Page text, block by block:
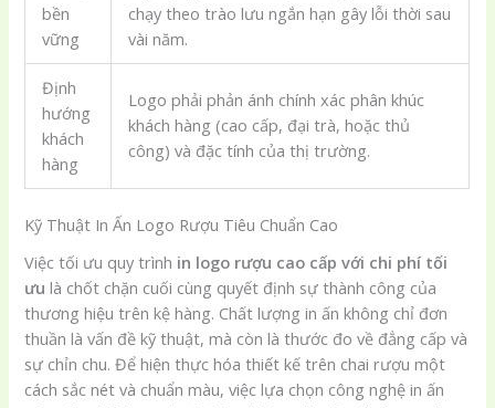
bền
vững
chạy theo trào lưu ngắn hạn gây lỗi thời sau
vài năm.
Định
hướng
khách
hàng
Logo phải phản ánh chính xác phân khúc
khách hàng (cao cấp, đại trà, hoặc thủ
công) và đặc tính của thị trường.
Kỹ Thuật In Ấn Logo Rượu Tiêu Chuẩn Cao
Việc tối ưu quy trình in logo rượu cao cấp với chi phí tối
ưu là chốt chặn cuối cùng quyết định sự thành công của
thương hiệu trên kệ hàng. Chất lượng in ấn không chỉ đơn
thuần là vấn đề kỹ thuật, mà còn là thước đo về đẳng cấp và
sự chỉn chu. Để hiện thực hóa thiết kế trên chai rượu một
cách sắc nét và chuẩn màu, việc lựa chọn công nghệ in ấn